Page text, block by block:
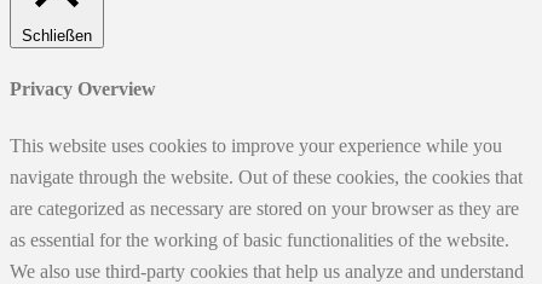
Schließen
Privacy Overview
This website uses cookies to improve your experience while you
navigate through the website. Out of these cookies, the cookies that
are categorized as necessary are stored on your browser as they are
as essential for the working of basic functionalities of the website.
We also use third-party cookies that help us analyze and understand